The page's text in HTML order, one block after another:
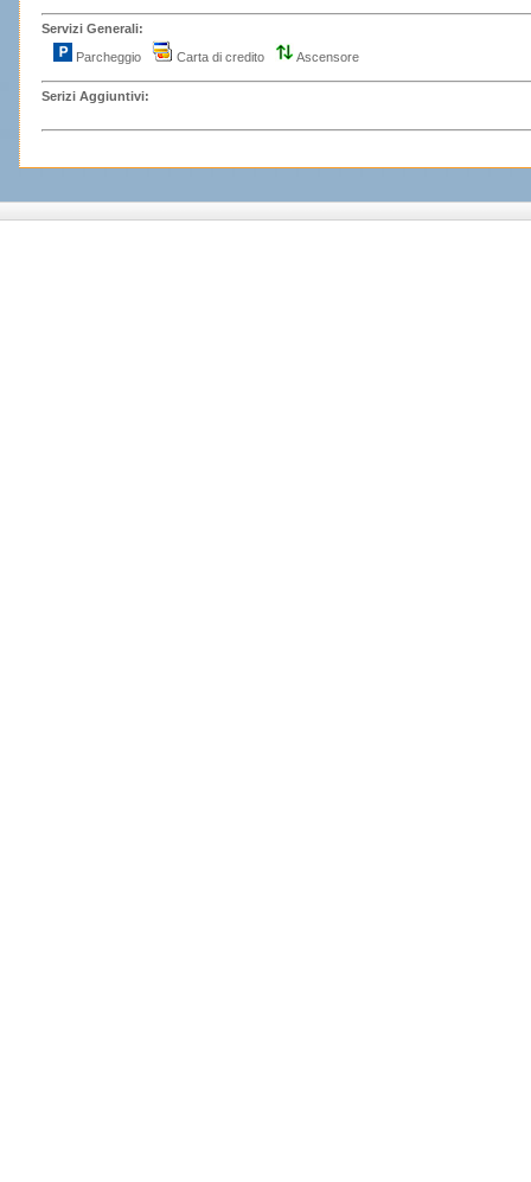
Servizi Generali:
Parcheggio
Carta di credito Ascensore
Serizi Aggiuntivi: